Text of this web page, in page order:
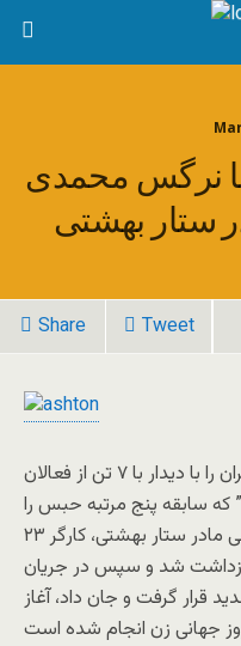
با نرگس محمدی
ستار بهشتی
Share Tweet
کاترین اشتون اولین سفر خود به تهران را با دیدار با ۷ تن از فعالان
سابقه پنج مرتبه حبس را
دارد آغاز کرده است، و گوهر عشقی مادر ستار بهشتی، کارگر ۲۳
شد و سپس در جریان
قرار گرفت و جان داد، آغاز